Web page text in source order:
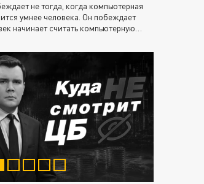
не тогда, когда компьютерная
умнее человека. Он побеждает
начинает считать компьютерную